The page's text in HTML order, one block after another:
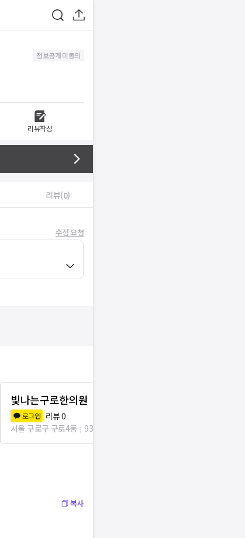
정보공개 미동의
리뷰작성
리뷰(0)
수정 요청
빛나는구로한의원
로그인 리뷰0
서울 구로구 구로4동
93m
복사